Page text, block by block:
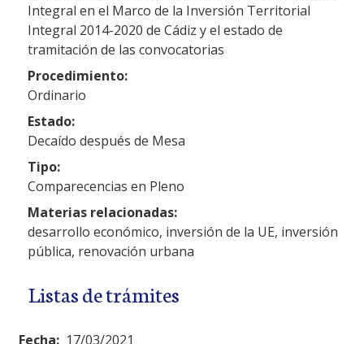
Integral en el Marco de la Inversión Territorial
Integral 2014-2020 de Cádiz y el estado de
tramitación de las convocatorias
Procedimiento:
Ordinario
Estado:
Decaído después de Mesa
Tipo:
Comparecencias en Pleno
Materias relacionadas:
desarrollo económico, inversión de la UE, inversión
pública, renovación urbana
Listas de trámites
Fecha: 17/03/2021